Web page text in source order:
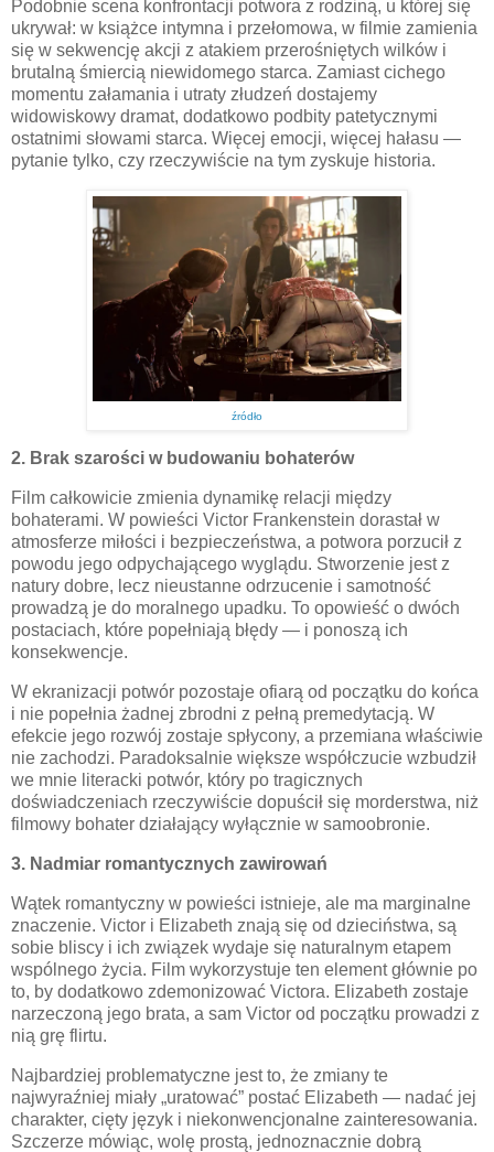
Podobnie scena konfrontacji potwora z rodziną, u której się
ukrywał: w książce intymna i przełomowa, w filmie zamienia
się w sekwencję akcji z atakiem przerośniętych wilków i
brutalną śmiercią niewidomego starca. Zamiast cichego
momentu załamania i utraty złudzeń dostajemy
widowiskowy dramat, dodatkowo podbity patetycznymi
ostatnimi słowami starca. Więcej emocji, więcej hałasu —
pytanie tylko, czy rzeczywiście na tym zyskuje historia.
źródło
2. Brak szarości w budowaniu bohaterów
Film całkowicie zmienia dynamikę relacji między
bohaterami. W powieści Victor Frankenstein dorastał w
atmosferze miłości i bezpieczeństwa, a potwora porzucił z
powodu jego odpychającego wyglądu. Stworzenie jest z
natury dobre, lecz nieustanne odrzucenie i samotność
prowadzą je do moralnego upadku. To opowieść o dwóch
postaciach, które popełniają błędy — i ponoszą ich
konsekwencje.
W ekranizacji potwór pozostaje ofiarą od początku do końca
i nie popełnia żadnej zbrodni z pełną premedytacją. W
efekcie jego rozwój zostaje spłycony, a przemiana właściwie
nie zachodzi. Paradoksalnie większe współczucie wzbudził
we mnie literacki potwór, który po tragicznych
doświadczeniach rzeczywiście dopuścił się morderstwa, niż
filmowy bohater działający wyłącznie w samoobronie.
3. Nadmiar romantycznych zawirowań
Wątek romantyczny w powieści istnieje, ale ma marginalne
znaczenie. Victor i Elizabeth znają się od dzieciństwa, są
sobie bliscy i ich związek wydaje się naturalnym etapem
wspólnego życia. Film wykorzystuje ten element głównie po
to, by dodatkowo zdemonizować Victora. Elizabeth zostaje
narzeczoną jego brata, a sam Victor od początku prowadzi z
nią grę flirtu.
Najbardziej problematyczne jest to, że zmiany te
najwyraźniej miały „uratować” postać Elizabeth — nadać jej
charakter, cięty język i niekonwencjonalne zainteresowania.
Szczerze mówiąc, wolę prostą, jednoznacznie dobrą